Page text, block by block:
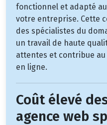
fonctionnel et adapté
votre entreprise. Cette
des spécialistes du
un travail de haute
attentes et contribue
en ligne.
Coût élevé
agence web